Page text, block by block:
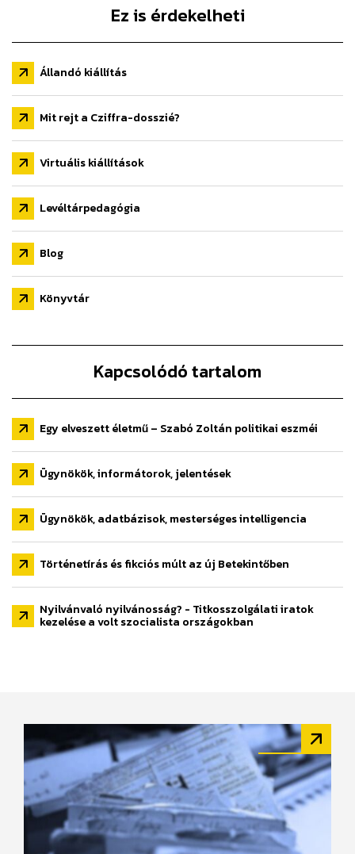
Ez is érdekelheti
Állandó kiállítás
Mit rejt a Cziffra-dosszié?
Virtuális kiállítások
Levéltárpedagógia
Blog
Könyvtár
Kapcsolódó tartalom
Egy elveszett életmű – Szabó Zoltán politikai eszméi
Ügynökök, informátorok, jelentések
Ügynökök, adatbázisok, mesterséges intelligencia
Történetírás és fikciós múlt az új Betekintőben
Nyilvánvaló nyilvánosság? - Titkosszolgálati iratok
kezelése a volt szocialista országokban